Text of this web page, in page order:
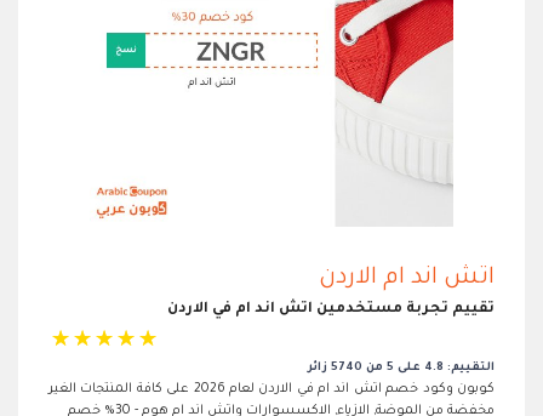
اتش اند ام الاردن
تقييم تجربة مستخدمين اتش اند ام في الاردن
☆ ☆ ☆ ☆ ☆
التقييم: 4.8 على 5 من 5740 زائر
كوبون وكود خصم اتش اند ام في الاردن لعام 2026 على كافة المنتجات الغير
مخفضة من الموضة, الازياء, الاكسسوارات واتش اند ام هوم - 30% خصم